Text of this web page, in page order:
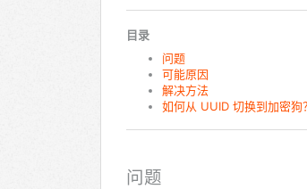
目录
问题
可能原因
解决方法
如何从 UUID 切换到加密狗？
问题